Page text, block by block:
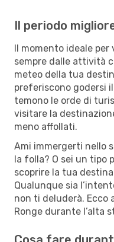
Il periodo
Il momento ideale per
sempre dalle attività
meteo della tua
preferiscono godersi
temono le orde di
visitare la
meno affollati.
Ami immergerti nello
la folla? O sei un tipo
scoprire la tua
Qualunque sia
non ti deluderà. Ecco
Ronge durante l’alta